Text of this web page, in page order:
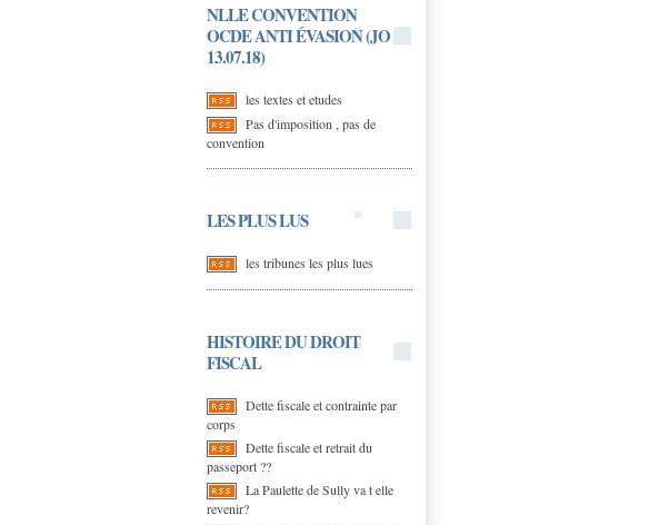
NLLE CONVENTION
OCDE ANTI ÉVASION (JO
13.07.18)
les textes et etudes
Pas d'imposition , pas de
convention
LES PLUS LUS
les tribunes les plus lues
HISTOIRE DU DROIT
FISCAL
Dette fiscale et contrainte par
corps
Dette fiscale et retrait du
passeport ??
La Paulette de Sully va t elle
revenir?